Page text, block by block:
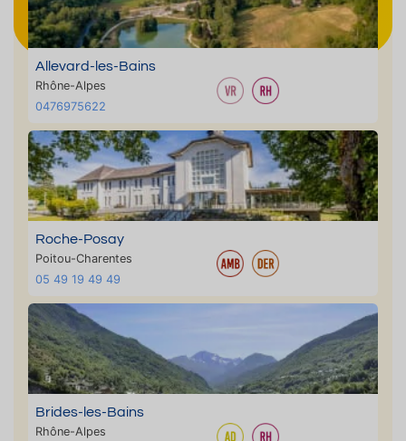
Allevard-les-Bains
Rhône-Alpes
0476975622
Roche-Posay
Poitou-Charentes
05 49 19 49 49
Brides-les-Bains
Rhône-Alpes